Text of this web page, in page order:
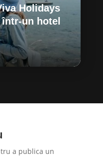
Holidays
un hotel
a publica un